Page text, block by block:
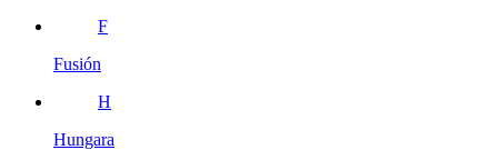
F
Fusión
H
Hungara